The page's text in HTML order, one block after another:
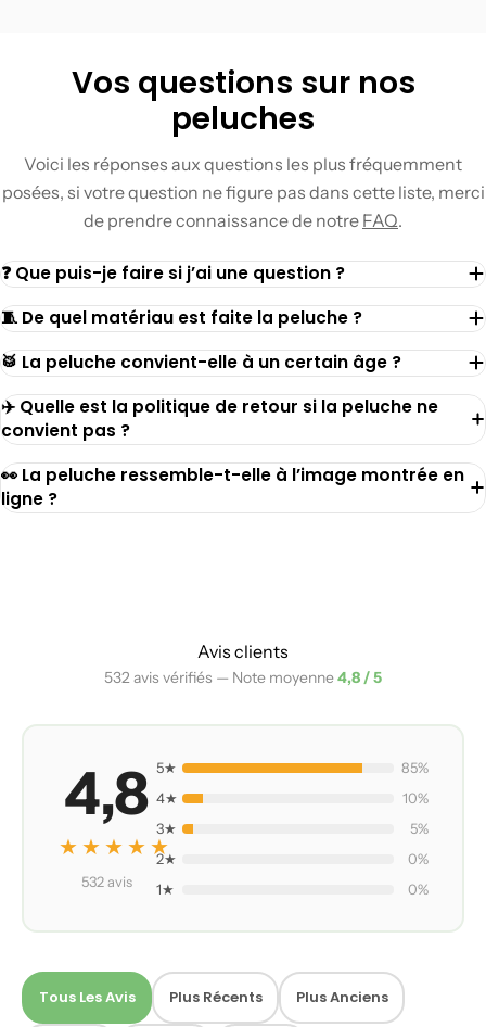
Vos questions sur nos
peluches
Voici les réponses aux questions les plus fréquemment
posées, si votre question ne figure pas dans cette liste, merci
de prendre connaissance de notre FAQ.
❓ Que puis-je faire si j’ai une question ?
🧵 De quel matériau est faite la peluche ?
🥁 La peluche convient-elle à un certain âge ?
✈️ Quelle est la politique de retour si la peluche ne
convient pas ?
👀 La peluche ressemble-t-elle à l’image montrée en
ligne ?
Avis clients
532 avis vérifiés — Note moyenne4,8 / 5
4,8
★★★★★
532 avis
5★
85%
4★
10%
3★
5%
2★
0%
1★
0%
Tous Les Avis Plus Récents Plus Anciens